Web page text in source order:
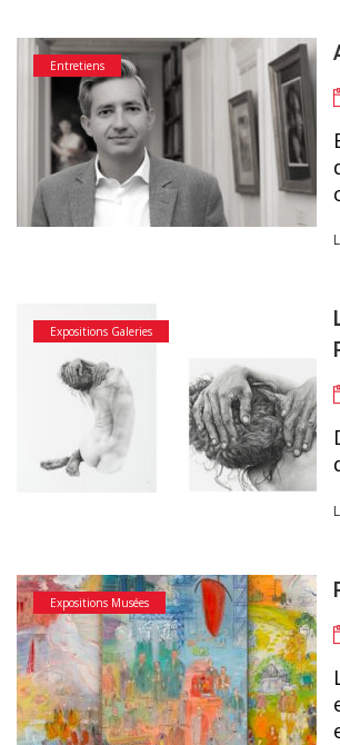
Entretiens
Expositions Galeries
Expositions Musées